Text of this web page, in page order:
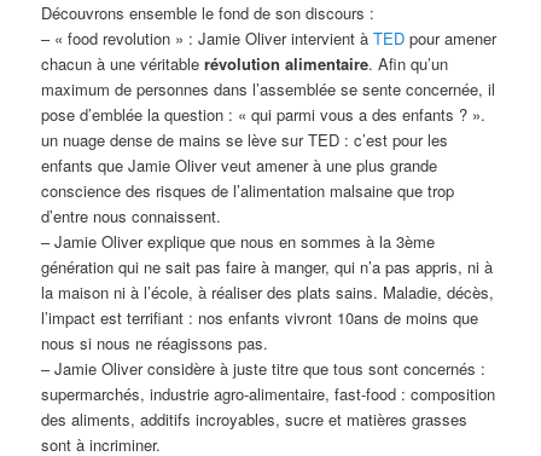
Découvrons ensemble le fond de son discours :
– « food revolution » : Jamie Oliver intervient àTEDpour amener
chacun à une véritablerévolution alimentaire. Afin qu’un
maximum de personnes dans l’assemblée se sente concernée, il
pose d’emblée la question : « qui parmi vous a des enfants ? ».
un nuage dense de mains se lève sur TED : c’est pour les
enfants que Jamie Oliver veut amener à une plus grande
conscience des risques de l’alimentation malsaine que trop
d’entre nous connaissent.
– Jamie Oliver explique que nous en sommes à la 3ème
génération qui ne sait pas faire à manger, qui n’a pas appris, ni à
la maison ni à l’école, à réaliser des plats sains. Maladie, décès,
l’impact est terrifiant : nos enfants vivront 10ans de moins que
nous si nous ne réagissons pas.
– Jamie Oliver considère à juste titre que tous sont concernés :
supermarchés, industrie agro-alimentaire, fast-food : composition
des aliments, additifs incroyables, sucre et matières grasses
sont à incriminer.